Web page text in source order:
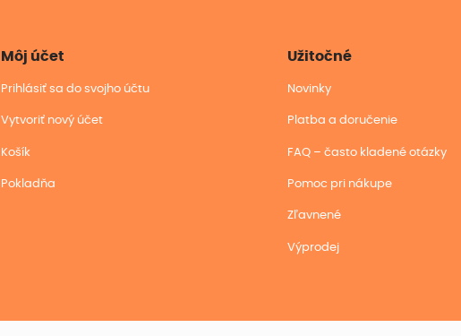
Môj účet
Prihlásiť sa do svojho účtu
Vytvoriť nový účet
Košík
Pokladňa
Užitočné
Novinky
Platba a doručenie
FAQ – často kladené otázky
Pomoc pri nákupe
Zľavnené
Výprodej